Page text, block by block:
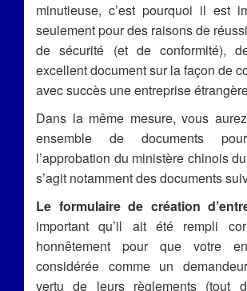
minutieuse, c’est pourquoi il est
seulement pour des raisons de
de sécurité (et de conformité),
excellent document sur la façon de
avec succès une entreprise
Dans la même mesure, vous
ensemble de documents
l’approbation du ministère chinois
s’agit notamment des documents
Le formulaire de création
important qu’il ait été rempli
honnêtement pour que votre
considérée comme un
vertu de leurs règlements (tout